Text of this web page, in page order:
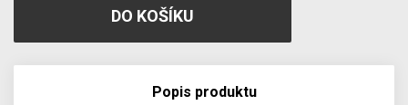
Popis produktu